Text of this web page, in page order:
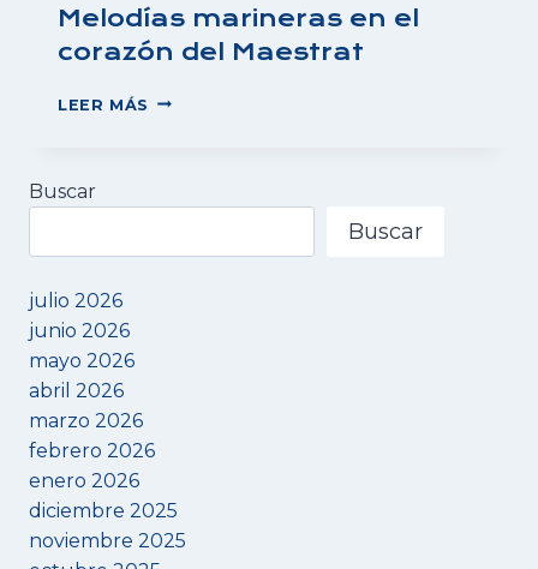
Melodías marineras en el
corazón del Maestrat
LEER MÁS
Buscar
Buscar
julio 2026
junio 2026
mayo 2026
abril 2026
marzo 2026
febrero 2026
enero 2026
diciembre 2025
noviembre 2025